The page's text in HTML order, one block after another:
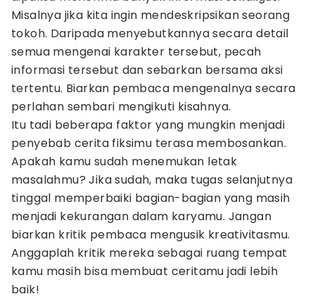
Misalnya jika kita ingin mendeskripsikan seorang
tokoh. Daripada menyebutkannya secara detail
semua mengenai karakter tersebut, pecah
informasi tersebut dan sebarkan bersama aksi
tertentu. Biarkan pembaca mengenalnya secara
perlahan sembari mengikuti kisahnya.
Itu tadi beberapa faktor yang mungkin menjadi
penyebab cerita fiksimu terasa membosankan.
Apakah kamu sudah menemukan letak
masalahmu? Jika sudah, maka tugas selanjutnya
tinggal memperbaiki bagian-bagian yang masih
menjadi kekurangan dalam karyamu. Jangan
biarkan kritik pembaca mengusik kreativitasmu.
Anggaplah kritik mereka sebagai ruang tempat
kamu masih bisa membuat ceritamu jadi lebih
baik!